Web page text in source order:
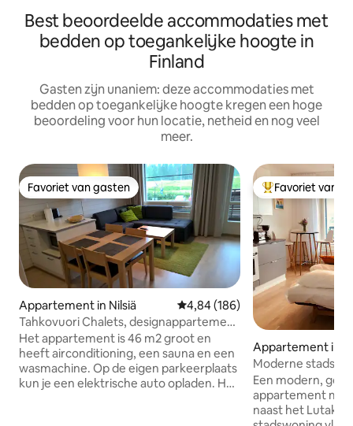
Best beoordeelde accommodaties met
bedden op toegankelijke hoogte in
Finland
Gasten zijn unaniem: deze accommodaties met
bedden op toegankelijke hoogte kregen een hoge
beoordeling voor hun locatie, netheid en nog veel
meer.
Favoriet van gasten
Favoriet van gasten
Appartement in Nilsiä Gemiddelde beoordeling van
4,84 (186)
Tahkovuori Chalets, designappartement
in Tahko
Het appartement is 46 m2 groot en
heeft airconditioning, een sauna en een
wasmachine. Op de eigen parkeerplaats
kun je een elektrische auto opladen. Het
Topfavoriet van
Favoriet van
Appartement in
Moderne
het meer (vraag
Een modern,
appartement
naast het